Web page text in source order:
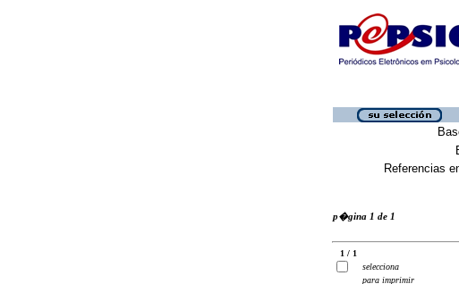
Referencias
p�gina 1 de 1
1 / 1
selecciona
para imprimir